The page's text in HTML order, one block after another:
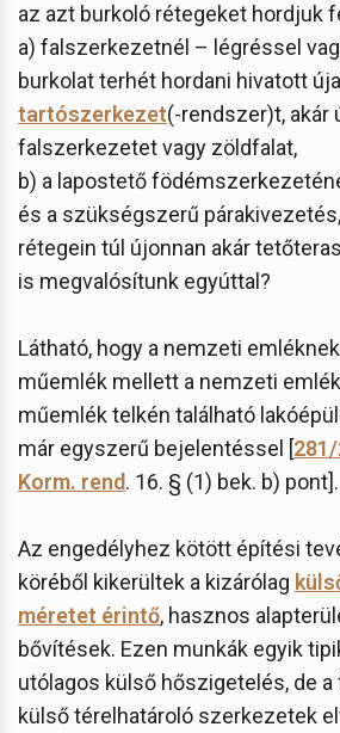
az azt burkoló rétegeket hordjuk
a) falszerkezetnél – légréssel
burkolat terhét hordani hivatott
tartószerkezet(-rendszer)t, akár
falszerkezetet vagy zöldfalat,
b) a lapostető
és a szükségszerű
rétegein túl újonnan akár
is megvalósítunk egyúttal?
Látható, hogy a nemzeti
műemlék mellett a nemzeti
műemlék telkén található
már egyszerű bejelentéssel [
Korm. rend. 16. § (1) bek. b) pont].
Az engedélyhez kötött építési
köréből kikerültek a kizárólag
méretet érintő, hasznos
bővítések. Ezen munkák egyik
utólagos külső hőszigetelés, de a
külső térelhatároló szerkezetek